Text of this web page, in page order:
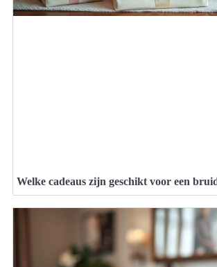
Welke cadeaus zijn geschikt voor een